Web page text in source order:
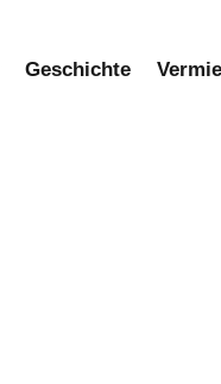
Geschichte